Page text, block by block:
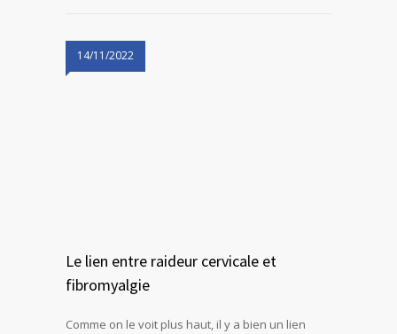
14/11/2022
Le lien entre raideur cervicale et
fibromyalgie
Comme on le voit plus haut, il y a bien un lien